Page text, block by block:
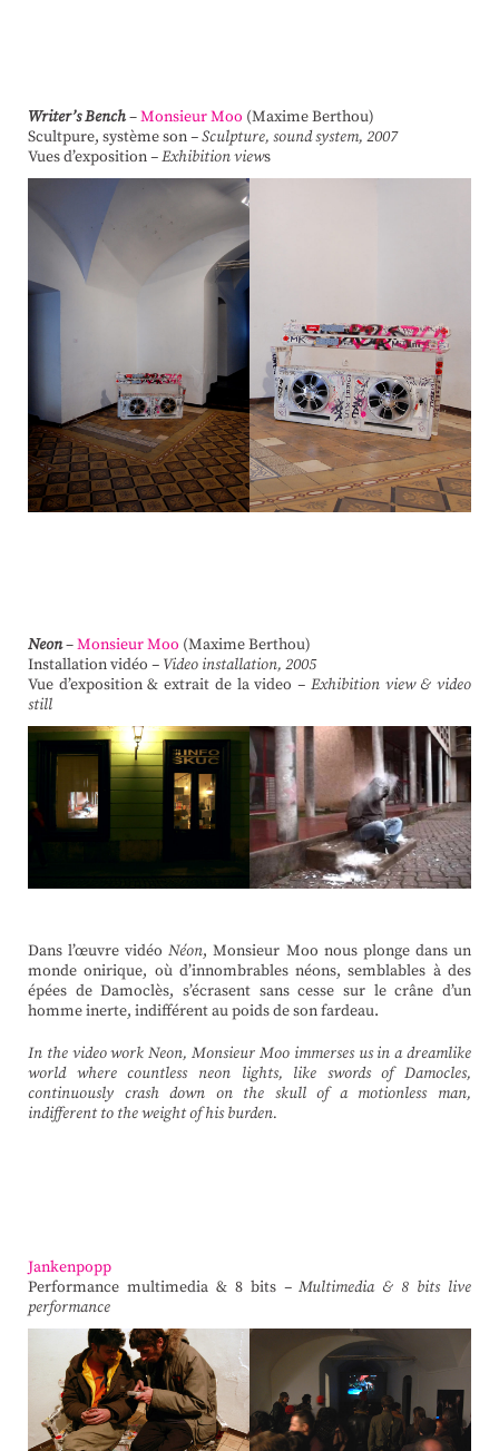
Writer’s Bench–Monsieur Moo (Maxime Berthou)
Scultpure, système son– Sculpture, sound system, 2007
Vues d’exposition– Exhibition views
Neon–Monsieur Moo (Maxime Berthou)
Installation vidéo – Video installation, 2005
Vue d’exposition & extrait de la video– Exhibition view & video
still
Dans l’œuvre vidéoNéon, Monsieur Moo nous plonge dans un
monde onirique, où d’innombrables néons, semblables à des
épées de Damoclès, s’écrasent sans cesse sur le crâne d’un
homme inerte, indifférent au poids de son fardeau.
In the video workNeon, Monsieur Moo immerses us in a dreamlike
world where countless neon lights, like swords of Damocles,
continuously crash down on the skull of a motionless man,
indifferent to the weight of his burden.
Jankenpopp
Performance multimedia & 8 bits –Multimedia & 8 bits live
performance